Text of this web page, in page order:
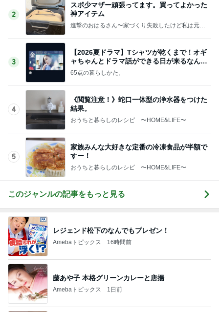
2
スポ少マザー頑張ってます。買ってよかった
神アイテム
進撃のおはるさん〜家づくり失敗したけど私は元気
3
【2026夏ドラマ】Tシャツが乾くまで！オギ
ャちゃんとドラマ話ができる日が来るなん
て！
65点の暮らしかた。
4
《閲覧注意！》蛇口一体型の浄水器をつけた
結果。
おうちと暮らしのレシピ 〜HOME&LIFE〜
5
家族みんな大好きな定番の冷凍食品が半額で
すー！
おうちと暮らしのレシピ 〜HOME&LIFE〜
このジャンルの記事をもっと見る
レジェンド松下のなんでもプレゼン！
Amebaトピックス 16時間前
藤あや子 本格グリーンカレーと唐揚
Amebaトピックス 1日前